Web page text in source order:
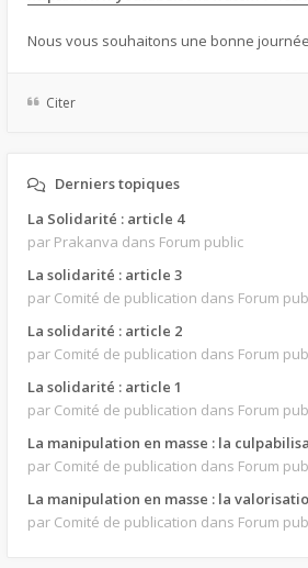
Nous vous souhaitons une bonne
Citer
Derniers topiques
La Solidarité : article 4
par Prakanva dans Forum public
La solidarité : article 3
par Comité de publication dans Forum
La solidarité : article 2
par Comité de publication dans Forum
La solidarité : article 1
par Comité de publication dans Forum
La manipulation en masse : la
par Comité de publication dans Forum
La manipulation en masse : la
par Comité de publication dans Forum